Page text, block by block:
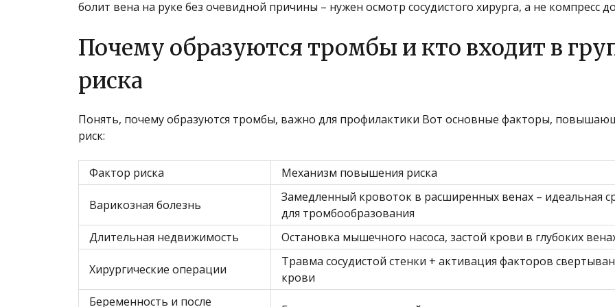
болит вена на руке без очевидной причины – нужен осмотр сосудистого хирурга, а не компресс
Почему образуются тромбы и кто входит в
риска
Понять, почему образуются тромбы, важно для профилактики Вот основные факторы,
риск:
Фактор риска Механизм повышения риска
Варикозная болезнь
Замедленный кровоток в расширенных венах – идеальная
для тромбообразования
Длительная недвижимость
Остановка мышечного насоса, застой крови в глубоких
Хирургические операции
Травма сосудистой стенки + активация факторов
крови
Беременность и после